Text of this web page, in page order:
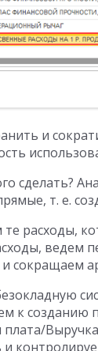
и
сделать?
т. е.
расходы,
ведем
сокращаем
к созданию
плата/
и